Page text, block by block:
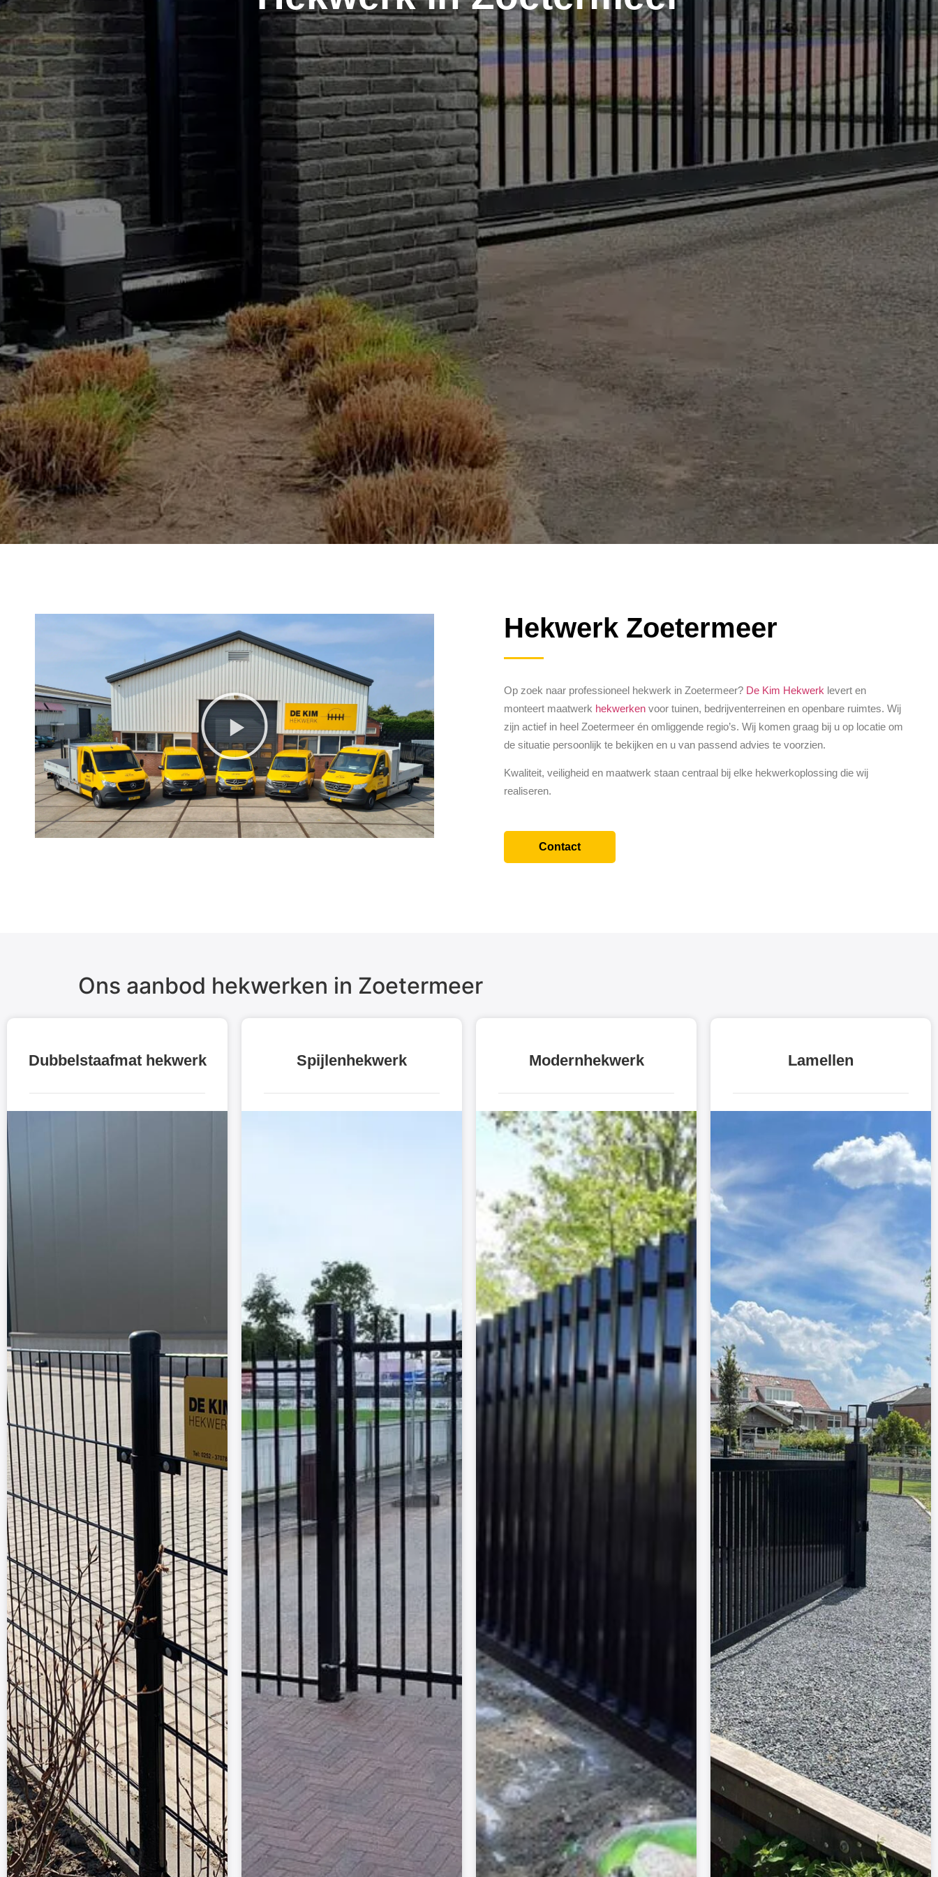
Hekwerk Zoetermeer
Op zoek naar professioneel hekwerk in Zoetermeer? De Kim Hekwerk levert en
monteert maatwerk hekwerken voor tuinen, bedrijventerreinen en openbare ruimtes. Wij
zijn actief in heel Zoetermeer én omliggende regio’s. Wij komen graag bij u op locatie om
de situatie persoonlijk te bekijken en u van passend advies te voorzien.
Kwaliteit, veiligheid en maatwerk staan centraal bij elke hekwerkoplossing die wij
realiseren.
Contact
Ons aanbod hekwerken in Zoetermeer
Dubbelstaafmat hekwerk Spijlenhekwerk Modernhekwerk Lamellen